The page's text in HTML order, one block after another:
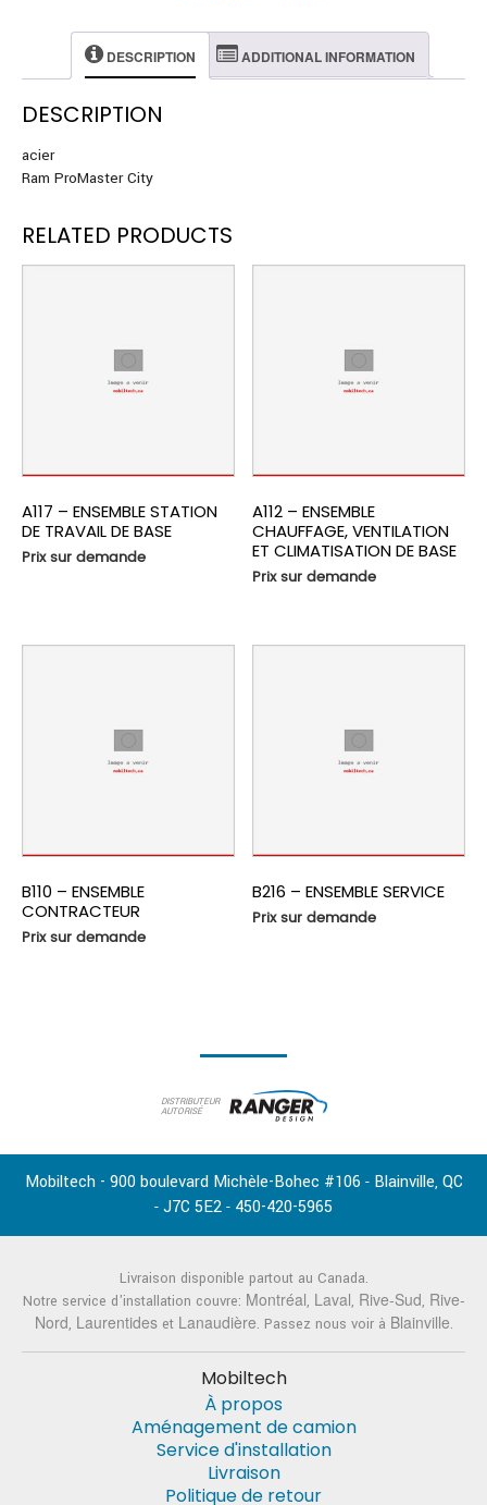
DESCRIPTION ADDITIONAL INFORMATION
DESCRIPTION
acier
Ram ProMaster City
RELATED PRODUCTS
A117 – ENSEMBLE STATION
DE TRAVAIL DE BASE
Prix sur demande
A112 – ENSEMBLE
CHAUFFAGE, VENTILATION
ET CLIMATISATION DE BASE
Prix sur demande
B110 – ENSEMBLE
CONTRACTEUR
Prix sur demande
B216 – ENSEMBLE SERVICE
Prix sur demande
DISTRIBUTEUR
AUTORISÉ
Mobiltech - 900 boulevard Michèle-Bohec #106 - Blainville, QC
- J7C 5E2 - 450-420-5965
Livraison disponible partout au Canada.
Notre service d'installation couvre: Montréal, Laval, Rive-Sud, Rive-
Nord, Laurentideset Lanaudière. Passez nous voir à Blainville.
Mobiltech
À propos
Aménagement de camion
Service d'installation
Livraison
Politique de retour